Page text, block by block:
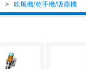
> 吹風機/乾手機/吸塵機